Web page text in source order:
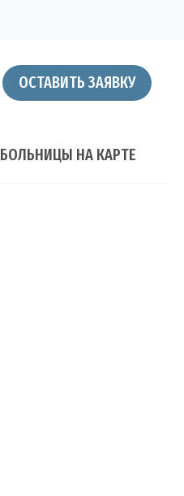
ОСТАВИТЬ ЗАЯВКУ
БОЛЬНИЦЫ НА КАРТЕ